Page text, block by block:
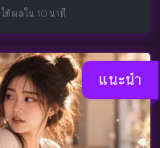
ด้ผลใน 10 นาที
แนะนำ